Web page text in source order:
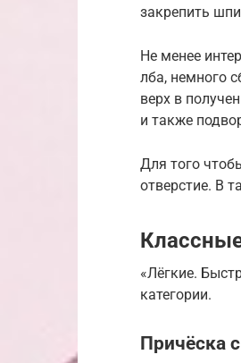
закрепить
Не менее
лба, немного
верх в
и также
Для того
отверстие. В
«Лёгкие.
категории.
Причёска